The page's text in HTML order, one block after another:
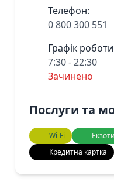
Телефон:
0 800 300 551
Графік
7:30 - 22:30
Зачинено
Послуги та
Wi-Fi
Кредитна картка